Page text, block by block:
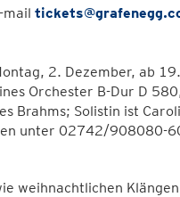
2. Dezember, ab
Orchester B-Dur D
Brahms; Solistin ist
unter 02742/908080-
weihnachtlichen